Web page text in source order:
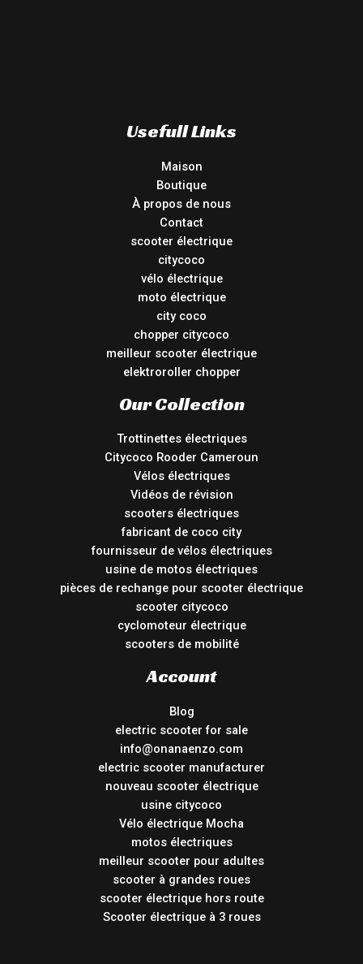
Usefull Links
Maison
Boutique
À propos de nous
Contact
scooter électrique
citycoco
vélo électrique
moto électrique
city coco
chopper citycoco
meilleur scooter électrique
elektroroller chopper
Our Collection
Trottinettes électriques
Citycoco Rooder Cameroun
Vélos électriques
Vidéos de révision
scooters électriques
fabricant de coco city
fournisseur de vélos électriques
usine de motos électriques
pièces de rechange pour scooter électrique
scooter citycoco
cyclomoteur électrique
scooters de mobilité
Account
Blog
electric scooter for sale
info@onanaenzo.com
electric scooter manufacturer
nouveau scooter électrique
usine citycoco
Vélo électrique Mocha
motos électriques
meilleur scooter pour adultes
scooter à grandes roues
scooter électrique hors route
Scooter électrique à 3 roues